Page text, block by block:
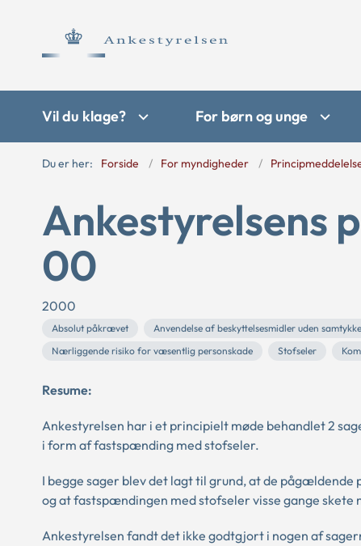
Vil du klage? For børn og unge
Du er her: Forside For myndigheder
Ankestyrelsens
00
2000
Absolut påkrævet Anvendelse af beskyttelsesmidler uden samtykke
Nærliggende risiko for væsentlig personskade
Stofseler
Resume:
Ankestyrelsen har i et principielt møde behandlet 2
i form af fastspænding med stofseler.
I begge sager blev det lagt til grund, at de
og at fastspændingen med stofseler visse gange skete
Ankestyrelsen fandt det ikke godtgjort i nogen af